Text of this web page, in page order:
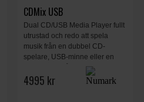
CDMix USB
Dual CD/USB Media Player fullt
utrustad och redo att spela
musik från en dubbel CD-
spelare, USB-minne eller en
4995 kr